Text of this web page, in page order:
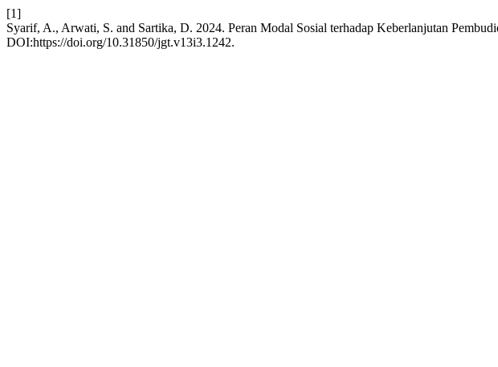
[1]
Syarif, A., Arwati, S. and Sartika, D. 2024. Peran Modal Sosial terhadap Keberlanjutan
DOI:https://doi.org/10.31850/jgt.v13i3.1242.